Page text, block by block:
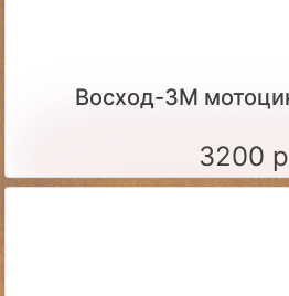
Восход-3М
3200